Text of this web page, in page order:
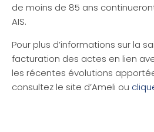
de moins de 85 ans
AIS.
Pour plus d’informations sur la
facturation des actes en lien
les récentes évolutions
consultez le site d’Ameli ou